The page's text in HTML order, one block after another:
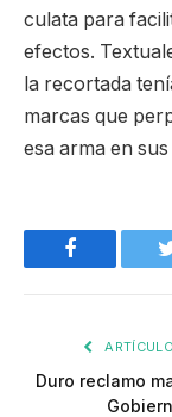
culata para
efectos.
la recortada
marcas que
esa arma en sus
Facebook
Duro reclamo